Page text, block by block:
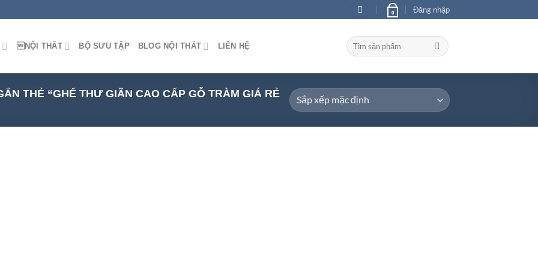
0 Đăng nhập
NỘI THẤT BỘ SƯU TẬP BLOG NỘI THẤT LIÊN HỆ
Tìm
kiếm:
THẺ “GHẾ THƯ GIÃN CAO CẤP GỖ TRÀM GIÁ RẺ